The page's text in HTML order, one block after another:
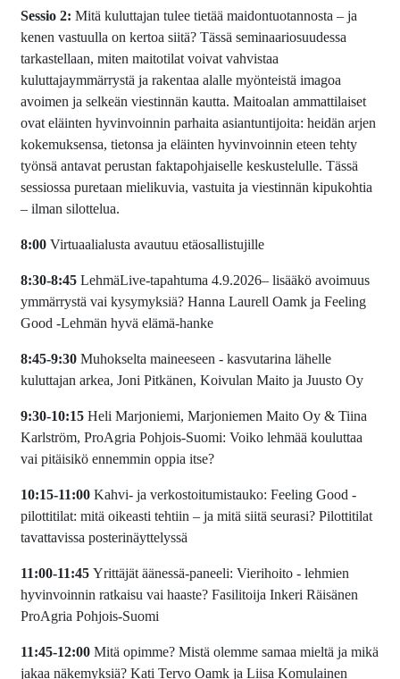
Sessio 2: Mitä kuluttajan tulee tietää maidontuotannosta – ja
kenen vastuulla on kertoa siitä? Tässä seminaariosuudessa
tarkastellaan, miten maitotilat voivat vahvistaa
kuluttajaymmärrystä ja rakentaa alalle myönteistä imagoa
avoimen ja selkeän viestinnän kautta. Maitoalan ammattilaiset
ovat eläinten hyvinvoinnin parhaita asiantuntijoita: heidän arjen
kokemuksensa, tietonsa ja eläinten hyvinvoinnin eteen tehty
työnsä antavat perustan faktapohjaiselle keskustelulle. Tässä
sessiossa puretaan mielikuvia, vastuita ja viestinnän kipukohtia
– ilman silottelua.
8:00 Virtuaalialusta avautuu etäosallistujille
8:30-8:45 LehmäLive-tapahtuma 4.9.2026– lisääkö avoimuus
ymmärrystä vai kysymyksiä? Hanna Laurell Oamk ja Feeling
Good -Lehmän hyvä elämä-hanke
8:45-9:30 Muhokselta maineeseen - kasvutarina lähelle
kuluttajan arkea, Joni Pitkänen, Koivulan Maito ja Juusto Oy
9:30-10:15 Heli Marjoniemi, Marjoniemen Maito Oy & Tiina
Karlström, ProAgria Pohjois-Suomi: Voiko lehmää kouluttaa
vai pitäisikö ennemmin oppia itse?
10:15-11:00 Kahvi- ja verkostoitumistauko: Feeling Good -
pilottitilat: mitä oikeasti tehtiin – ja mitä siitä seurasi? Pilottitilat
tavattavissa posterinäyttelyssä
11:00-11:45 Yrittäjät äänessä-paneeli: Vierihoito - lehmien
hyvinvoinnin ratkaisu vai haaste? Fasilitoija Inkeri Räisänen
ProAgria Pohjois-Suomi
11:45-12:00 Mitä opimme? Mistä olemme samaa mieltä ja mikä
jakaa näkemyksiä? Kati Tervo Oamk ja Liisa Komulainen